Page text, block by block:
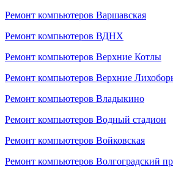
Ремонт компьютеров Варшавская
Ремонт компьютеров ВДНХ
Ремонт компьютеров Верхние Котлы
Ремонт компьютеров Верхние
Ремонт компьютеров Владыкино
Ремонт компьютеров Водный стадион
Ремонт компьютеров Войковская
Ремонт компьютеров Волгоградский